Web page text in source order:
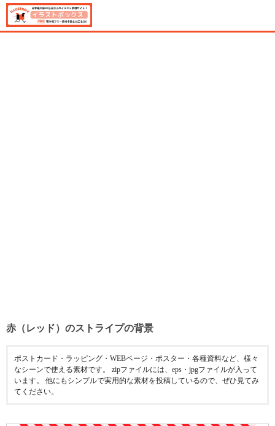
赤（レッド）のストライプの背景
ポストカード・ラッピング・WEBページ・ポスター・各種資料など、様々
なシーンで使える素材です。 zipファイルには、eps・jpgファイルが入って
います。 他にもシンプルで実用的な素材を投稿しているので、ぜひ見てみ
てください。